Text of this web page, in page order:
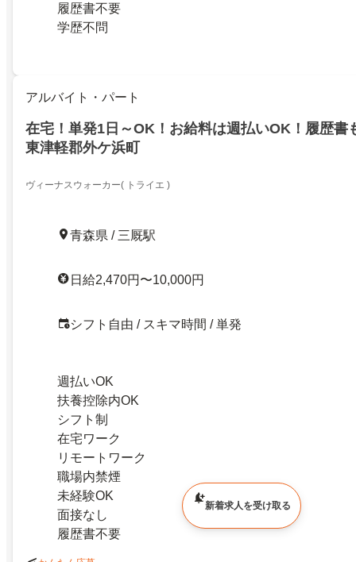
履歴書不要
学歴不問
アルバイト・パート
在宅！単発1日～OK！お給料は週払いOK！履歴書
東津軽郡外ケ浜町
ヴィーナスウォーカー( トライエ )
青森県 / 三厩駅
日給2,470円〜10,000円
シフト自由 / スキマ時間 / 単発
週払いOK
扶養控除内OK
シフト制
在宅ワーク
リモートワーク
職場内禁煙
未経験OK
面接なし
履歴書不要
新着求人を受け取る